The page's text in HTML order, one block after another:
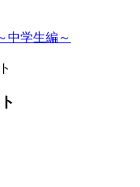
中学生編～